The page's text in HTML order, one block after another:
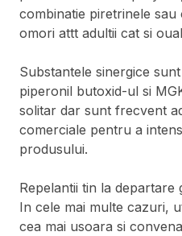
combinatie piretrinele
omori attt adultii cat si
Substantele sinergice
piperonil butoxid-ul si
solitar dar sunt frecvent
comerciale pentru a
produsului.
Repelantii tin la departare
In cele mai multe cazuri,
cea mai usoara si